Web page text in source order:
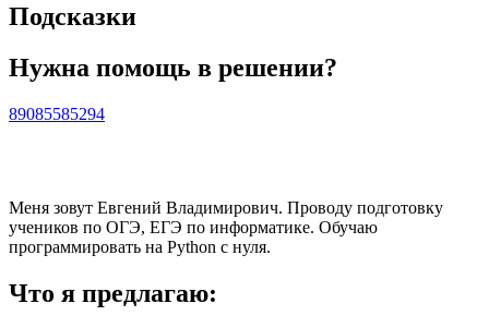
Подсказки
Нужна помощь в решении?
89085585294
Меня зовут Евгений Владимирович. Проводу подготовку
учеников по ОГЭ, ЕГЭ по информатике. Обучаю
программировать на Python с нуля.
Что я предлагаю: